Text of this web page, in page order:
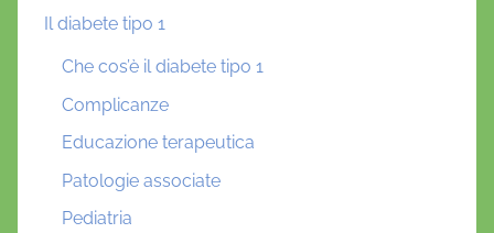
Il diabete tipo 1
Che cos’è il diabete tipo 1
Complicanze
Educazione terapeutica
Patologie associate
Pediatria